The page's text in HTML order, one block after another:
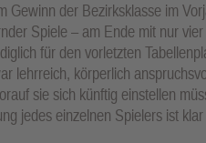
Gewinn der Bezirksklasse im
Spiele – am Ende mit nur
für den vorletzten
lehrreich, körperlich
sie sich künftig einstellen
jedes einzelnen Spielers ist